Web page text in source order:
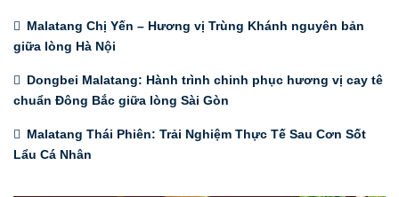
Malatang Chị Yến – Hương vị Trùng Khánh nguyên bản
giữa lòng Hà Nội
Dongbei Malatang: Hành trình chinh phục hương vị cay tê
chuẩn Đông Bắc giữa lòng Sài Gòn
Malatang Thái Phiên: Trải Nghiệm Thực Tế Sau Cơn Sốt
Lẩu Cá Nhân